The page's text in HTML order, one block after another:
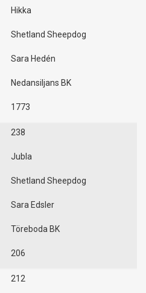
Hikka
Shetland Sheepdog
Sara Hedén
Nedansiljans BK
1773
238
Jubla
Shetland Sheepdog
Sara Edsler
Töreboda BK
206
212